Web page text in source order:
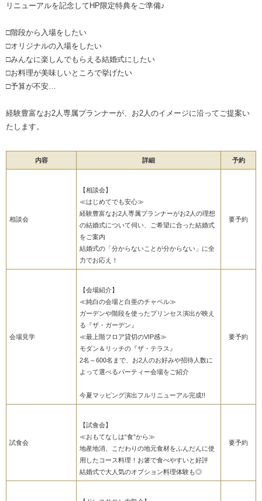
リニューアルを記念してHP限定特典をご準備♪
□階段から入場をしたい
□オリジナルの入場をしたい
□みんなに楽しんでもらえる結婚式にしたい
□お料理が美味しいところで挙げたい
□予算が不安…
経験豊富なお2人専属プランナーが、お2人のイメージに沿ってご提案い
たします。
内容 詳細 予約
相談会
【相談会】
≪はじめてでも安心≫
経験豊富なお2人専属プランナーがお2人の理想
の結婚式について伺い、ご希望に合った結婚式
をご案内
結婚式の「分からないことが分からない」に全
力でお応え！
要予約
会場見学
【会場紹介】
≪純白の会場と白亜のチャペル≫
ガーデンや階段を使ったプリンセス演出が映え
る『ザ・ガーデン』
≪最上階フロア貸切のVIP感≫
モダン＆リッチの『ザ・テラス』
2名～600名まで、お2人のお好みや招待人数に
よって選べるパーティー会場をご紹介
今夏マッピング演出フルリニューアル完成!!
要予約
試食会
【試食会】
≪おもてなしは“食”から≫
地産地消、こだわりの地元食材をふんだんに使
用したコース料理！お箸で食べやすいと好評
結婚式で大人気のオプション料理体験も◎
要予約